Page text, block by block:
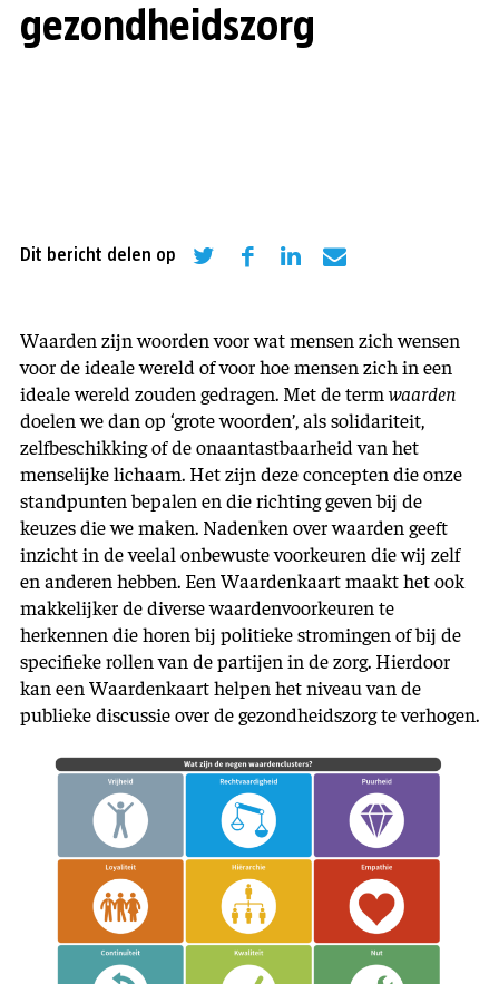
gezondheidszorg
Dit bericht delen op
Waarden zijn woorden voor wat mensen zich wensen
voor de ideale wereld of voor hoe mensen zich in een
ideale wereld zouden gedragen. Met de termwaarden
doelen we dan op ‘grote woorden’, als solidariteit,
zelfbeschikking of de onaantastbaarheid van het
menselijke lichaam. Het zijn deze concepten die onze
stand­punten bepalen en die richting geven bij de
keuzes die we maken. Nadenken over waarden geeft
inzicht in de veelal onbewuste voorkeuren die wij zelf
en anderen hebben. Een Waardenkaart maakt het ook
makkelijker de diverse waardenvoorkeuren te
herkennen die horen bij politieke stromingen of bij de
specifieke rollen van de partijen in de zorg. Hierdoor
kan een Waardenkaart helpen het niveau van de
publieke discussie over de gezondheidszorg te verhogen.